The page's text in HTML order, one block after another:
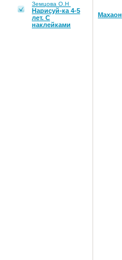
Земцова О.Н
Нарисуй-ка 4-5
лет. С
наклейками
Махаон